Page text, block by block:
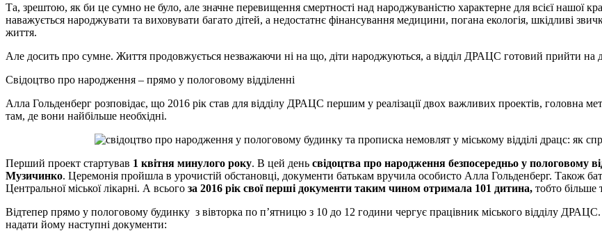
Та, зрештою, як би це сумно не було, але значне перевищення смертності над народжуваністю характерне для всієї нашої
наважується народжувати та виховувати багато дітей, а недостатнє фінансування медицини, погана екологія, шкідливі
життя.
Але досить про сумне. Життя продовжується незважаючи ні на що, діти народжуються, а відділ ДРАЦС готовий прийти на
Свідоцтво про народження – прямо у пологовому відділенні
Алла Гольденберг розповідає, що 2016 рік став для відділу ДРАЦС першим у реалізації двох важливих проектів, головна
там, де вони найбільше необхідні.
Перший проект стартував 1 квітня минулого року. В цей день свідоцтва про народження безпосередньо у
Музичинко. Церемонія пройшла в урочистій обстановці, документи батькам вручила особисто Алла Гольденберг. Також
Центральної міської лікарні. А всього за 2016 рік свої перші документи таким чином отримала 101 дитина, тобто більше
Відтепер прямо у пологовому будинку з вівторка по п’ятницю з 10 до 12 години чергує працівник міського відділу
надати йому наступні документи: